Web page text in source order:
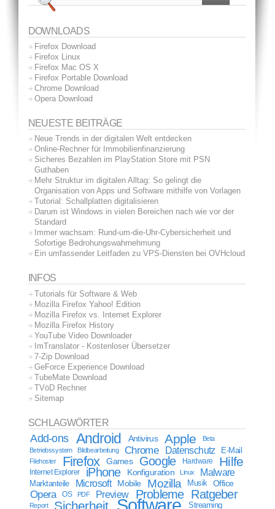
DOWNLOADS
Firefox Download
Firefox Linux
Firefox Mac OS X
Firefox Portable Download
Chrome Download
Opera Download
NEUESTE BEITRÄGE
Neue Trends in der digitalen Welt entdecken
Online-Rechner für Immobilienfinanzierung
Sicheres Bezahlen im PlayStation Store mit PSN
Guthaben
Mehr Struktur im digitalen Alltag: So gelingt die
Organisation von Apps und Software mithilfe von Vorlagen
Tutorial: Schallplatten digitalisieren
Darum ist Windows in vielen Bereichen nach wie vor der
Standard
Immer wachsam: Rund-um-die-Uhr-Cybersicherheit und
Sofortige Bedrohungswahrnehmung
Ein umfassender Leitfaden zu VPS-Diensten bei OVHcloud
INFOS
Tutorials für Software & Web
Mozilla Firefox Yahoo! Edition
Mozilla Firefox vs. Internet Explorer
Mozilla Firefox History
YouTube Video Downloader
ImTranslator - Kostenloser Übersetzer
7-Zip Download
GeForce Experience Download
TubeMate Download
TVöD Rechner
Sitemap
SCHLAGWÖRTER
Add-ons Android Antivirus Apple
Beta
Betriebssystem
Bildbearbeitung Chrome Datenschutz E-Mail
Filehoster Firefox Games Google Hardware Hilfe
Internet Explorer iPhone Konfiguration Linux Malware
Marktanteile Microsoft Mobile Mozilla Musik Office
Opera OS PDF Preview Probleme Ratgeber
Report Sicherheit Streaming